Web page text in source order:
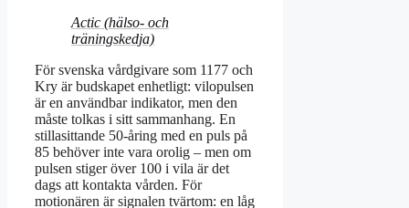
Actic (hälso- och
träningskedja)
För svenska vårdgivare som 1177 och
Kry är budskapet enhetligt: vilopulsen
är en användbar indikator, men den
måste tolkas i sitt sammanhang. En
stillasittande 50-åring med en puls på
85 behöver inte vara orolig – men om
pulsen stiger över 100 i vila är det
dags att kontakta vården. För
motionären är signalen tvärtom: en låg